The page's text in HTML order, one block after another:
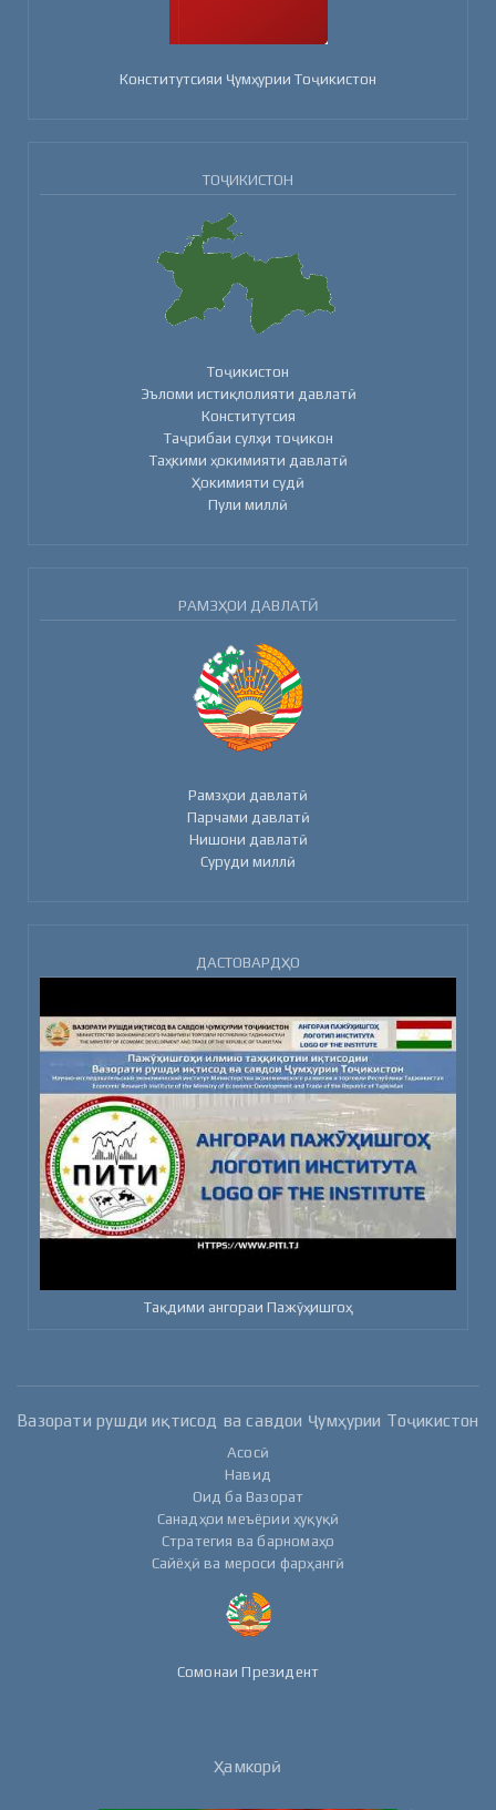
Конститутсияи Ҷумҳурии Тоҷикистон
ТОҶИКИСТОН
Тоҷикистон
Эъломи истиқлолияти давлатӣ
Конститутсия
Таҷрибаи сулҳи тоҷикон
Таҳкими ҳокимияти давлатӣ
Ҳокимияти судӣ
Пули миллӣ
РАМЗҲОИ ДАВЛАТӢ
Рамзҳои давлатӣ
Парчами давлатӣ
Нишони давлатӣ
Суруди миллӣ
ДАСТОВАРДҲО
Тақдими ангораи Пажӯҳишгоҳ
Вазорати рушди иқтисод ва савдои Ҷумҳурии Тоҷикистон
Асосӣ
Навид
Оид ба Вазорат
Санадҳои меъёрии ҳуқуқӣ
Стратегия ва барномаҳо
Сайёҳӣ ва мероси фарҳангӣ
Сомонаи Президент
Ҳамкорӣ